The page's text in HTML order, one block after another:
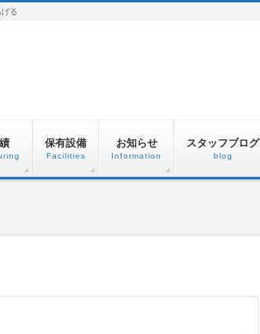
る
保有設備
Facilities
お知らせ
Information
スタッフブログ
blog